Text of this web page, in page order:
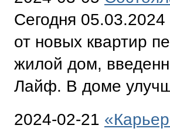
Сегодня 05.03.2024
от новых квартир
жилой дом,
Лайф. В доме
2024-02-21